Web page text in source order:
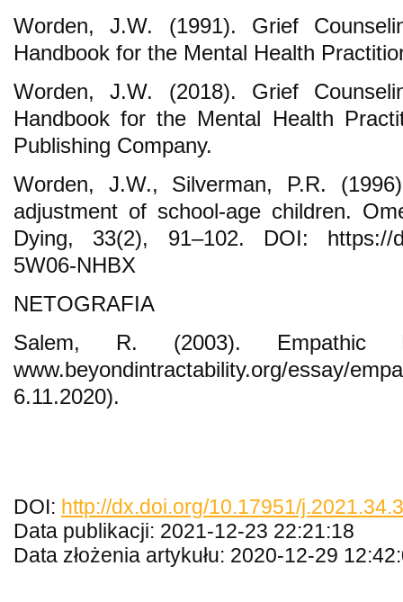
Worden, J.W. (1991). Grief
Handbook for the Mental Health
Worden, J.W. (2018). Grief
Handbook for the Mental Health
Publishing Company.
Worden, J.W., Silverman, P.R.
adjustment of school-age children.
Dying, 33(2), 91–102. DOI: https://
5W06-NHBX
NETOGRAFIA
Salem, R. (2003). Empathic
www.beyondintractability.org/essay/
6.11.2020).
DOI: http://dx.doi.org/10.17951/
Data publikacji: 2021-12-23 22:21:18
Data złożenia artykułu: 2020-12-29